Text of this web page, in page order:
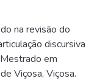
na revisão do
discursiva
em
Viçosa, Viçosa.